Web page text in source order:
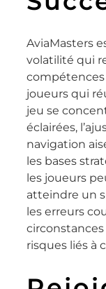
AviaMasters
volatilité qui
joueurs qui
jeu se
éclairées,
navigation
les bases
les joueurs
atteindre un
les erreurs
risques liés à